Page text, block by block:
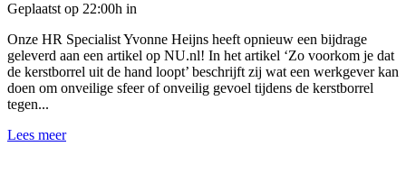
Geplaatst op 22:00h in
Onze HR Specialist Yvonne Heijns heeft opnieuw een bijdrage
geleverd aan een artikel op NU.nl! In het artikel ‘Zo voorkom je dat
de kerstborrel uit de hand loopt’ beschrijft zij wat een werkgever kan
doen om onveilige sfeer of onveilig gevoel tijdens de kerstborrel
tegen...
Lees meer